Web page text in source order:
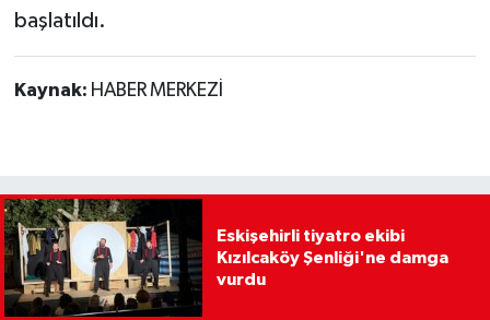
başlatıldı.
Kaynak: HABER MERKEZİ
Eskişehirli tiyatro ekibi
Kızılcaköy Şenliği'ne damga
vurdu